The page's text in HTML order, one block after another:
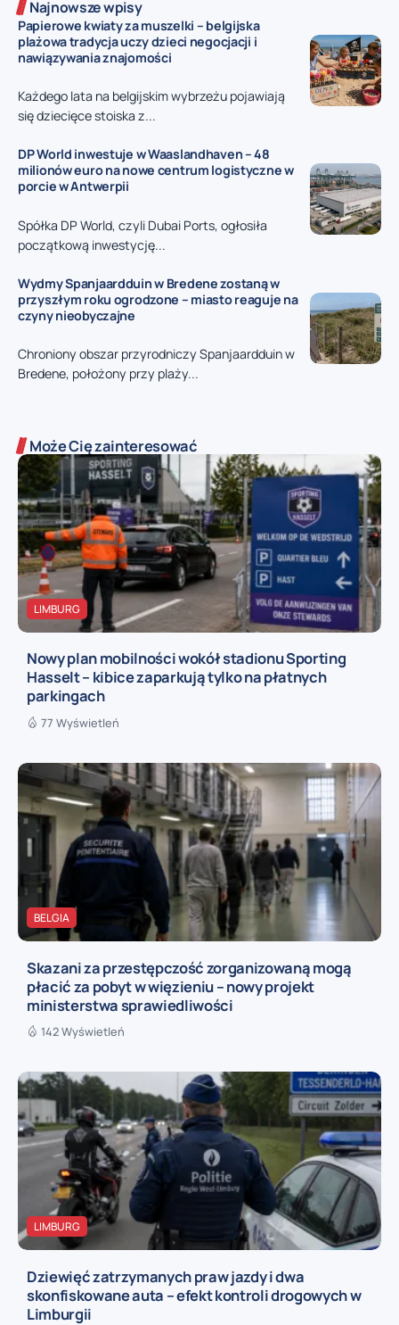
Najnowsze wpisy
Papierowe kwiaty za muszelki – belgijska
plażowa tradycja uczy dzieci negocjacji i
nawiązywania znajomości
Każdego lata na belgijskim wybrzeżu pojawiają
się dziecięce stoiska z...
DP World inwestuje w Waaslandhaven – 48
milionów euro na nowe centrum logistyczne w
porcie w Antwerpii
Spółka DP World, czyli Dubai Ports, ogłosiła
początkową inwestycję...
Wydmy Spanjaardduin w Bredene zostaną w
przyszłym roku ogrodzone – miasto reaguje na
czyny nieobyczajne
Chroniony obszar przyrodniczy Spanjaardduin w
Bredene, położony przy plaży...
Może Cię zainteresować
LIMBURG
Nowy plan mobilności wokół stadionu Sporting
Hasselt – kibice zaparkują tylko na płatnych
parkingach
77 Wyświetleń
BELGIA
Skazani za przestępczość zorganizowaną mogą
płacić za pobyt w więzieniu – nowy projekt
ministerstwa sprawiedliwości
142 Wyświetleń
LIMBURG
Dziewięć zatrzymanych praw jazdy i dwa
skonfiskowane auta – efekt kontroli drogowych w
Limburgii